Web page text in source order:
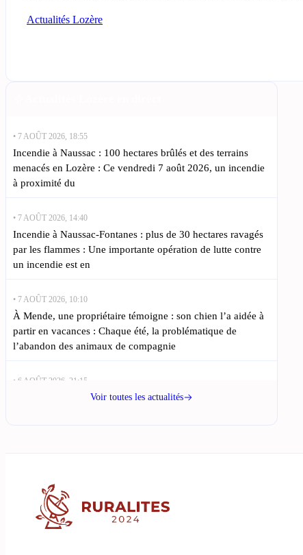
Actualités Lozère
• 7 AOÛT 2026, 18:55
Incendie à Naussac : 100 hectares brûlés et des terrains
menacés en Lozère : Ce vendredi 7 août 2026, un incendie
à proximité du
• 7 AOÛT 2026, 14:40
Incendie à Naussac-Fontanes : plus de 30 hectares ravagés
par les flammes : Une importante opération de lutte contre
un incendie est en
• 7 AOÛT 2026, 10:10
À Mende, une propriétaire témoigne : son chien l’a aidée à
partir en vacances : Chaque été, la problématique de
l’abandon des animaux de compagnie
• 6 AOÛT 2026, 21:15
Canourgue : un incendie dans un hangar agricole sauve 500
soutenir Miss : Candice Gauch, une Lozérienne au palmarès
impressionnant, s’apprête à embrasser
Voir toutes les actualités